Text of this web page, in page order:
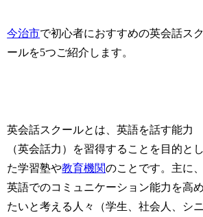
今治市で初心者におすすめの英会話スク
ールを5つご紹介します。
英会話スクールとは、英語を話す能力
（英会話力）を習得することを目的とし
た学習塾や教育機関のことです。主に、
英語でのコミュニケーション能力を高め
たいと考える人々（学生、社会人、シニ